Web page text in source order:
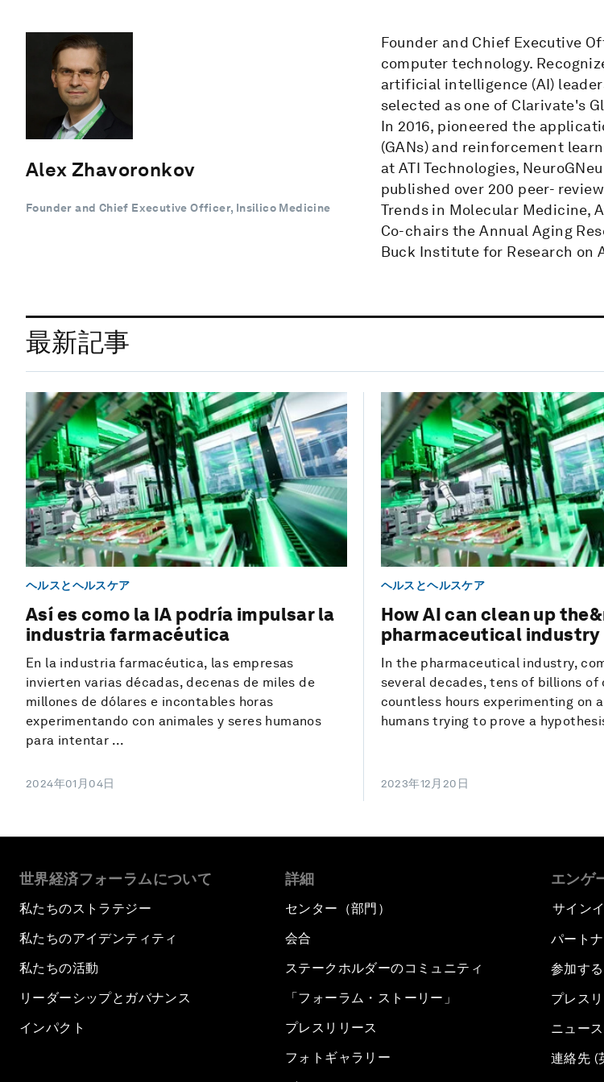
Alex Zhavoronkov
Founder and Chief Executive Officer, Insilico Medicine
Founder and Chief Executive
computer technology.
artificial intelligence (AI)
selected as one of Clarivate's
In 2016, pioneered the
(GANs) and reinforcement
at ATI Technologies,
published over 200 peer-
Trends in Molecular Medicine,
Co-chairs the Annual Aging
Buck Institute for Research on
最新記事
ヘルスとヘルスケア
Así es como la IA podría impulsar la
industria farmacéutica
En la industria farmacéutica, las empresas
invierten varias décadas, decenas de miles de
millones de dólares e incontables horas
experimentando con animales y seres humanos
para intentar ...
2024年01月04日
ヘルスとヘルスケア
How AI can clean up
pharmaceutical industry
In the pharmaceutical industry,
several decades, tens of billions of
countless hours experimenting on
humans trying to prove a
2023年12月20日
世界経済フォーラムについて
私たちのストラテジー
私たちのアイデンティティ
私たちの活動
リーダーシップとガバナンス
インパクト
詳細
センター（部門）
会合
ステークホルダーのコミュニティ
「フォーラム・ストーリー」
プレスリリース
フォトギャラリー
エンゲ
サイン
パート
参加す
プレス
ニュー
連絡先 (